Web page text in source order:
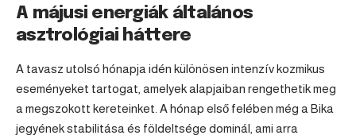
A májusi energiák általános
asztrológiai háttere
A tavasz utolsó hónapja idén különösen intenzív kozmikus
eseményeket tartogat, amelyek alapjaiban rengethetik meg
a megszokott kereteinket. A hónap első felében még a Bika
jegyének stabilitása és földeltsége dominál, ami arra